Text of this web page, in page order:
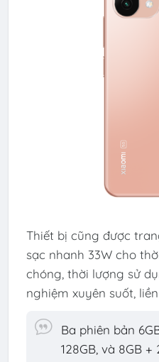
Thiết bị cũng được
sạc nhanh 33W cho
chóng, thời lượng sử
nghiệm xuyên suốt,
Ba phiên bản
128GB, và 8GB